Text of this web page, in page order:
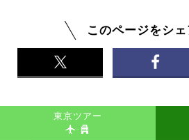
このページをシ
東京ツアー